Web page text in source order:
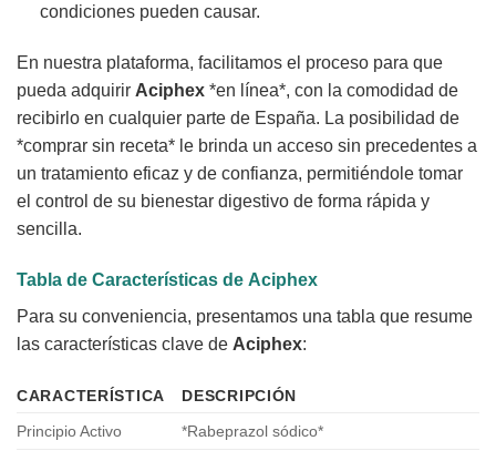
condiciones pueden causar.
En nuestra plataforma, facilitamos el proceso para que
pueda adquirir Aciphex *en línea*, con la comodidad de
recibirlo en cualquier parte de España. La posibilidad de
*comprar sin receta* le brinda un acceso sin precedentes a
un tratamiento eficaz y de confianza, permitiéndole tomar
el control de su bienestar digestivo de forma rápida y
sencilla.
Tabla de Características de Aciphex
Para su conveniencia, presentamos una tabla que resume
las características clave de Aciphex:
CARACTERÍSTICA
DESCRIPCIÓN
Principio Activo
*Rabeprazol sódico*